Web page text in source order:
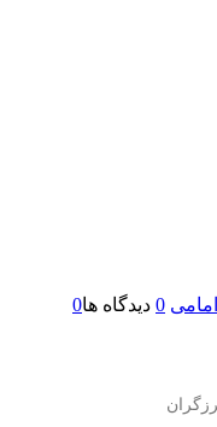
امامی 0 دیدگاه ها0